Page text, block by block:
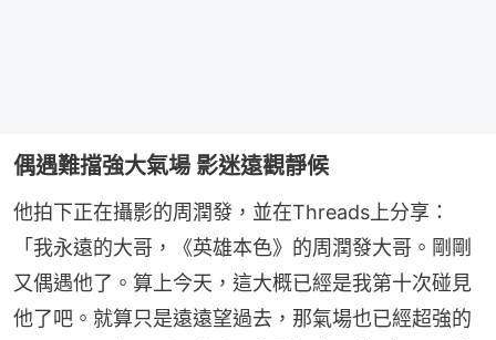
偶遇難擋強大氣場 影迷遠觀靜候
他拍下正在攝影的周潤發，並在Threads上分享：
「我永遠的大哥，《英雄本色》的周潤發大哥。剛剛
又偶遇他了。算上今天，這大概已經是我第十次碰見
他了吧。就算只是遠遠望過去，那氣場也已經超強的